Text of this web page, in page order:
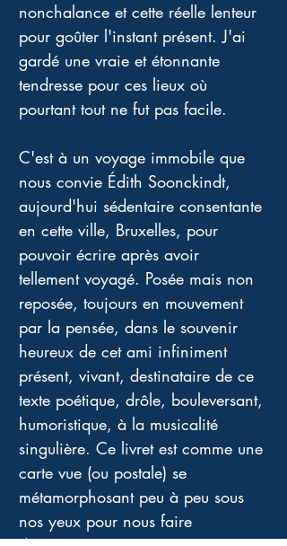
nonchalance et cette réelle lenteur
pour goûter l'instant présent. J'ai
gardé une vraie et étonnante
tendresse pour ces lieux où
pourtant tout ne fut pas facile.
C'est à un voyage immobile que
nous convie Édith Soonckindt,
aujourd'hui sédentaire consentante
en cette ville, Bruxelles, pour
pouvoir écrire après avoir
tellement voyagé. Posée mais non
reposée, toujours en mouvement
par la pensée, dans le souvenir
heureux de cet ami infiniment
présent, vivant, destinataire de ce
texte poétique, drôle, bouleversant,
humoristique, à la musicalité
singulière. Ce livret est comme une
carte vue (ou postale) se
métamorphosant peu à peu sous
nos yeux pour nous faire